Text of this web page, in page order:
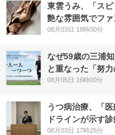
東雲うみ、「ス
艶な雰囲気でファ
08月03日 18時00分
なぜ59歳の三浦
と重なった「努力
08月05日 16時00分
うつ病治療、「
ドラインが示す
08月03日 17時25分